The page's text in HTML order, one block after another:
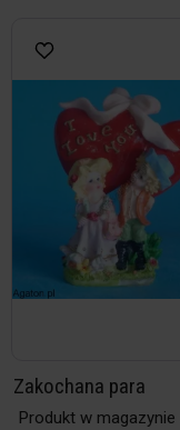
Zakochana para
Produkt w magazynie